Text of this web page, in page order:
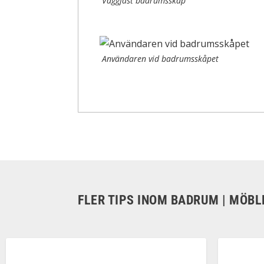
Användaren vid badrumsskåpet
FLER TIPS INOM BADRUM |